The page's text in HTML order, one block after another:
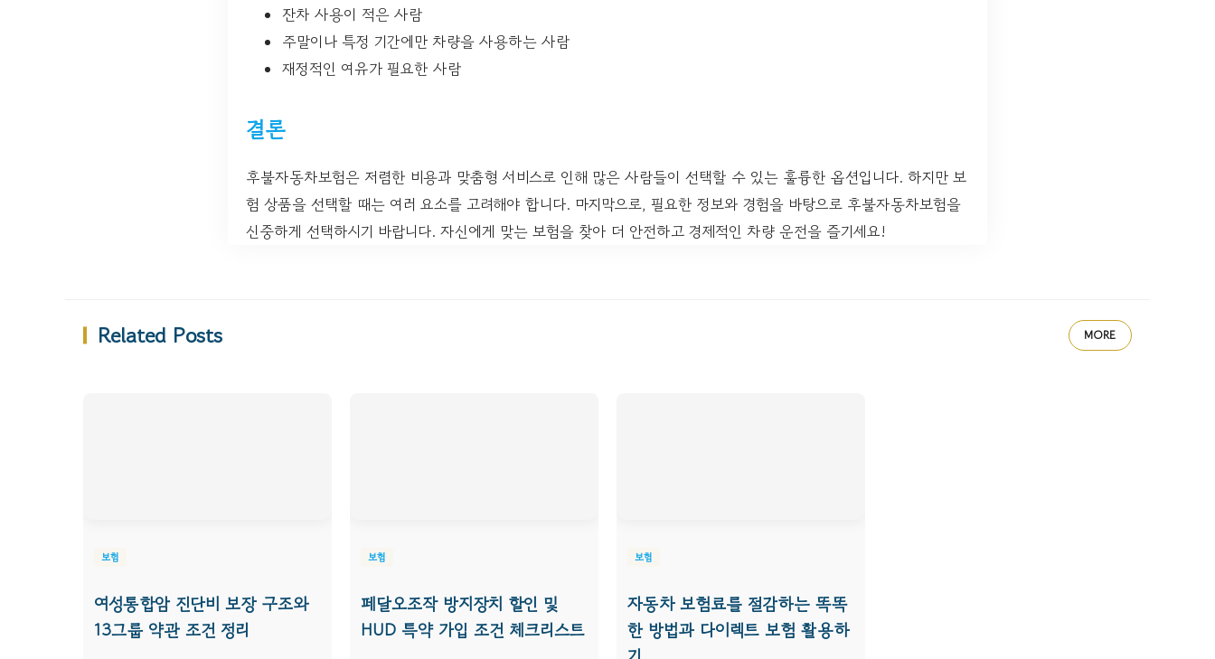
잔차 사용이 적은 사람
주말이나 특정 기간에만 차량을 사용하는 사람
재정적인 여유가 필요한 사람
결론
후불자동차보험은 저렴한 비용과 맞춤형 서비스로 인해 많은 사람들이 선택할 수 있는 훌륭한 옵션입니다. 하지만 보
험 상품을 선택할 때는 여러 요소를 고려해야 합니다. 마지막으로, 필요한 정보와 경험을 바탕으로 후불자동차보험을
신중하게 선택하시기 바랍니다. 자신에게 맞는 보험을 찾아 더 안전하고 경제적인 차량 운전을 즐기세요!
Related Posts MORE
보험
여성통합암 진단비 보장 구조와
13그룹 약관 조건 정리
보험
페달오조작 방지장치 할인 및
HUD 특약 가입 조건 체크리스트
보험
자동차 보험료를 절감하는 똑똑
한 방법과 다이렉트 보험 활용하